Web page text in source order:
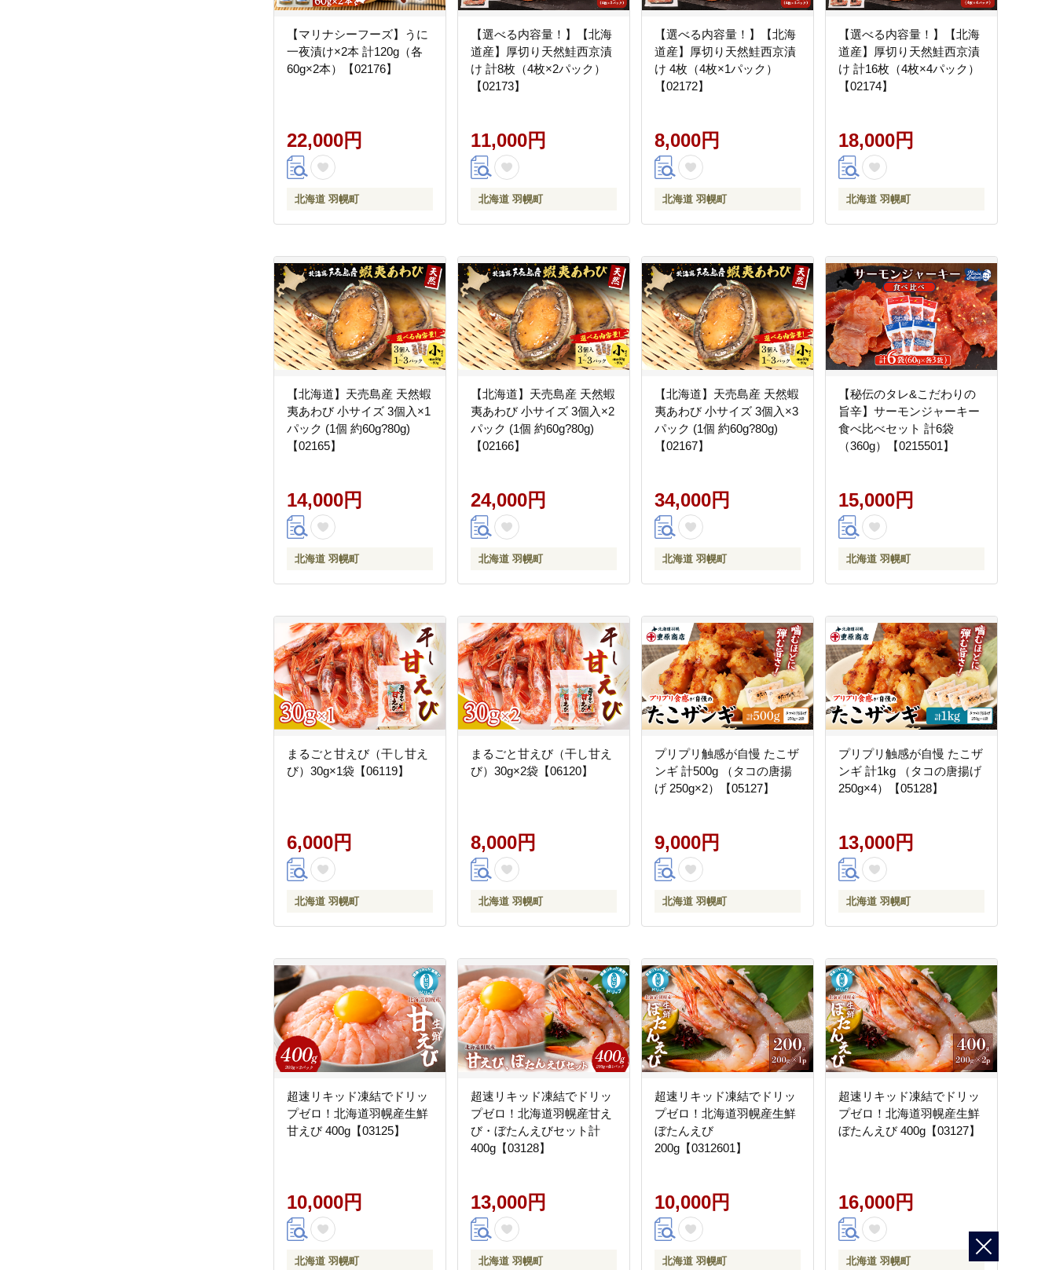
【マリナシーフーズ】うに
一夜漬け×2本 計120g（各
60g×2本）【02176】
22,000円
北海道 羽幌町
【選べる内容量！】【北海
道産】厚切り天然鮭西京漬
け 計8枚（4枚×2パック）
【02173】
11,000円
北海道 羽幌町
【選べる内容量！】【北海
道産】厚切り天然鮭西京漬
け 4枚（4枚×1パック）
【02172】
8,000円
北海道 羽幌町
【選べる内容量！】【北海
道産】厚切り天然鮭西京漬
け 計16枚（4枚×4パック）
【02174】
18,000円
北海道 羽幌町
【北海道】天売島産 天然蝦
夷あわび 小サイズ 3個入×1
パック (1個 約60g?80g)
【02165】
14,000円
北海道 羽幌町
【北海道】天売島産 天然蝦
夷あわび 小サイズ 3個入×2
パック (1個 約60g?80g)
【02166】
24,000円
北海道 羽幌町
【北海道】天売島産 天然蝦
夷あわび 小サイズ 3個入×3
パック (1個 約60g?80g)
【02167】
34,000円
北海道 羽幌町
【秘伝のタレ&こだわりの
旨辛】サーモンジャーキー
食べ比べセット 計6袋
（360g）【0215501】
15,000円
北海道 羽幌町
まるごと甘えび（干し甘え
び）30g×1袋【06119】
6,000円
北海道 羽幌町
まるごと甘えび（干し甘え
び）30g×2袋【06120】
8,000円
北海道 羽幌町
プリプリ触感が自慢 たこザ
ンギ 計500g （タコの唐揚
げ 250g×2）【05127】
9,000円
北海道 羽幌町
プリプリ触感が自慢 たこザ
ンギ 計1kg （タコの唐揚げ
250g×4）【05128】
13,000円
北海道 羽幌町
超速リキッド凍結でドリッ
プゼロ！北海道羽幌産生鮮
甘えび 400g【03125】
10,000円
北海道 羽幌町
超速リキッド凍結でドリッ
プゼロ！北海道羽幌産甘え
び・ぼたんえびセット計
400g【03128】
13,000円
北海道 羽幌町
超速リキッド凍結でドリッ
プゼロ！北海道羽幌産生鮮
ぼたんえび
200g【0312601】
10,000円
北海道 羽幌町
超速リキッド凍結でドリッ
プゼロ！北海道羽幌産生鮮
ぼたんえび 400g【03127】
16,000円
北海道 羽幌町